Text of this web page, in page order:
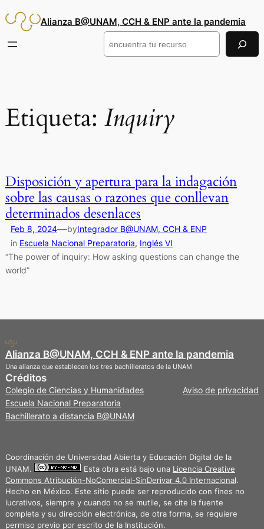
al
Alianza B@UNAM, CCH & ENP ante la pandemia
Buscar
Etiqueta: Inquiry
Disposición y apertura para la indagación
sobre las causas o razones que conllevan
determinados desenlaces
Feb 8, 2024—byIntegrador B@UNAM, CCH & ENP
in Escuela Nacional Preparatoria, Inglés VI
“The power of inquiry: How asking questions can change the
world”
Alianza B@UNAM, CCH & ENP ante la pandemia
Una alianza que establecen los tres bachilleratos de la UNAM
Créditos
Colegio de Ciencias y Humanidades
Escuela Nacional Preparatoria
Bachillerato a distancia B@UNAM
Aviso de privacidad
Coordinación de Universidad Abierta y Educación Digital de la
UNAM.
Esta obra está bajo una Licencia Creative
Commons Atribución-NoComercial-SinDerivar 4.0 Internacional.
Hecho en México. Este sitio puede ser reproducido con fines no
lucrativos, siempre y cuando no se mutile, se cite la fuente
completa y su dirección electrónica, de otra forma, se requiere
permiso previo por escrito de la Institución.